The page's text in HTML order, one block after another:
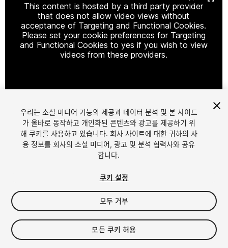
This content is hosted by a third party provider
that does not allow video views without
acceptance of Targeting and Functional Cookies.
Please set your cookie preferences for Targeting
and Functional Cookies to yes if you wish to view
videos from these providers.
1/7
$25
Seat
우리는 소셜 미디어 기능의 제공과 데이터 분석 및 본 사이트
가 올바로 동작하고 개인화된 콘텐츠와 광고를 제공하기 위
해 쿠키를 사용하고 있습니다. 회사 사이트에 대한 귀하의 사
용 정보를 회사의 소셜 미디어, 광고 및 분석 협력사와 공유
합니다.
쿠키 설정
모두 거부
모든 쿠키 허용